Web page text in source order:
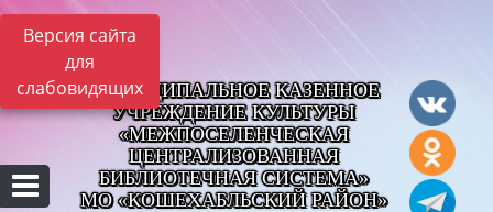
Версия сайта
для
слабовидящихМУНИЦИПАЛЬНОЕ КАЗЕННОЕ
УЧРЕЖДЕНИЕ КУЛЬТУРЫ
«МЕЖПОСЕЛЕНЧЕСКАЯ
ЦЕНТРАЛИЗОВАННАЯ
БИБЛИОТЕЧНАЯ СИСТЕМА»
МО «КОШЕХАБЛЬСКИЙ РАЙОН»